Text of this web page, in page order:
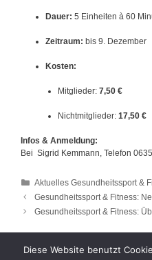
Dauer: 5 Einheiten à 60
Zeitraum: bis 9. Dezember
Kosten:
Mitglieder: 7,50 €
Nichtmitglieder: 17,50 €
Infos & Anmeldung:
Bei Sigrid Kemmann, Telefon
Kategorien
Aktuelles Gesundheitssport &
Gesundheitssport & Fitness:
Gesundheitssport & Fitness:
Diese Website benutzt